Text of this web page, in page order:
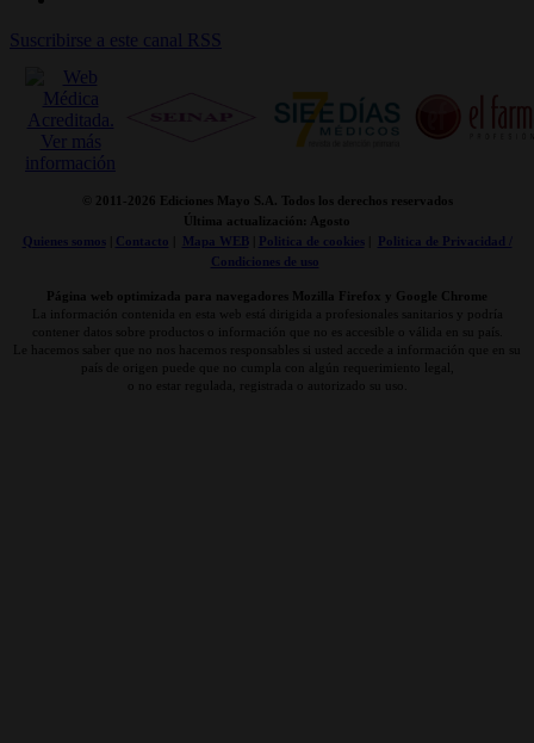
Suscribirse a este canal RSS
© 2011- 2026 Ediciones Mayo S.A. Todos los derechos reservados
Última actualización: Agosto
Quienes somos| Contacto Mapa WEB| Politica de cookies|
Politica de Privacidad /
Condiciones de uso
Página web optimizada para navegadores Mozilla Firefox y Google Chrome
La información contenida en esta web está dirigida a profesionales sanitarios y podría
contener datos sobre productos o información que no es accesible o válida en su país.
Le hacemos saber que no nos hacemos responsables si usted accede a información que en su
país de origen puede que no cumpla con algún requerimiento legal,
o no estar regulada, registrada o autorizado su uso.